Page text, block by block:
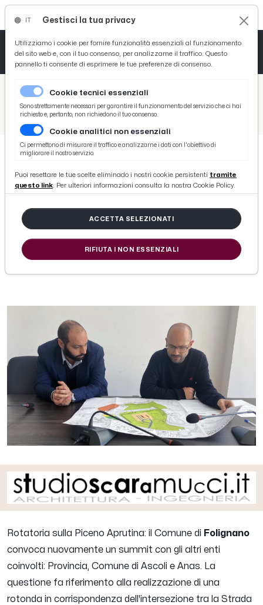
/ Picenotime
/ News
Folignano, incontro in Comune per accelerare iter realizzazione della rotatoria sulla Piceno Aprutina
Folignano, incontro in Comune per
accelerare iter realizzazione della
rotatoria sulla Piceno Aprutina
di Redazione Picenotime
Rotatoria sulla Piceno Aprutina: il Comune di Folignano
convoca nuovamente un summit con gli altri enti
coinvolti: Provincia, Comune di Ascoli e Anas. La
questione fa riferimento alla realizzazione di una
rotonda in corrispondenza dell'intersezione tra la Strada
Gestisci la tua privacy
Utilizziamo i cookie per fornire funzionalità essenziali al funzionamento
del sito web e, con il tuo consenso, per analizzarne il traffico. Questo
pannello ti consente di esprimere le tue preferenze di consenso.
Cookie tecnici essenziali
Sono strettamente necessari per garantire il funzionamento del servizio che ci hai
richiesto e, pertanto, non richiedono il tuo consenso.
Cookie analitici non essenziali
Ci permettono di misurare il traffico e analizzarne i dati con l'obiettivo di
migliorare il nostro servizio.
Puoi resettare le tue scelte eliminado i nostri cookie persistenti tramite
questo link. Per ulteriori informazioni consulta la nostra Cookie Policy.
ACCETTA SELEZIONATI
RIFIUTA I NON ESSENZIALI
Tutto News
Tutto Sport
Basket
Ciclismo
Tutto Curiosità